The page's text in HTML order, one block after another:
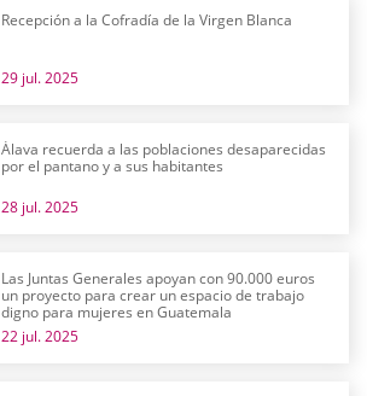
Recepción a la Cofradía de la Virgen Blanca
29 jul. 2025
Álava recuerda a las poblaciones desaparecidas
por el pantano y a sus habitantes
28 jul. 2025
Las Juntas Generales apoyan con 90.000 euros
un proyecto para crear un espacio de trabajo
digno para mujeres en Guatemala
22 jul. 2025